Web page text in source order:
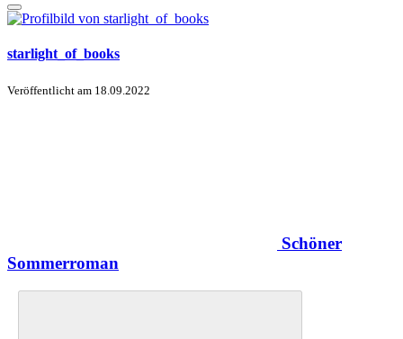
starlight_of_books
Veröffentlicht am 18.09.2022
Schöner
Sommerroman